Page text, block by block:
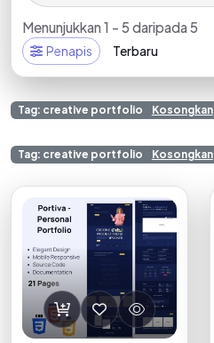
Menunjukkan 1 - 5 daripada 5
Penapis Terbaru
Tag: creative portfolio Kosongkan
Tag: creative portfolio Kosongkan